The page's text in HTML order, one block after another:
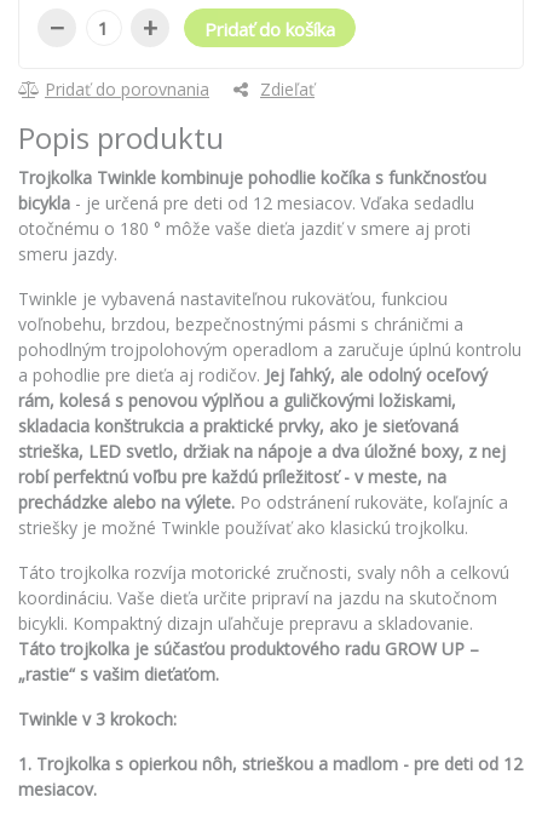
− + Pridať do košíka
Pridať do porovnania Zdieľať
Popis produktu
Trojkolka Twinkle kombinuje pohodlie kočíka s funkčnosťou
bicykla - je určená pre deti od 12 mesiacov. Vďaka sedadlu
otočnému o 180 ° môže vaše dieťa jazdiť v smere aj proti
smeru jazdy.
Twinkle je vybavená nastaviteľnou rukoväťou, funkciou
voľnobehu, brzdou, bezpečnostnými pásmi s chráničmi a
pohodlným trojpolohovým operadlom a zaručuje úplnú kontrolu
a pohodlie pre dieťa aj rodičov. Jej ľahký, ale odolný oceľový
rám, kolesá s penovou výplňou a guličkovými ložiskami,
skladacia konštrukcia a praktické prvky, ako je sieťovaná
strieška, LED svetlo, držiak na nápoje a dva úložné boxy, z nej
robí perfektnú voľbu pre každú príležitosť - v meste, na
prechádzke alebo na výlete. Po odstránení rukoväte, koľajníc a
striešky je možné Twinkle používať ako klasickú trojkolku.
Táto trojkolka rozvíja motorické zručnosti, svaly nôh a celkovú
koordináciu. Vaše dieťa určite pripraví na jazdu na skutočnom
bicykli. Kompaktný dizajn uľahčuje prepravu a skladovanie.
Táto trojkolka je súčasťou produktového radu GROW UP –
„rastie“ s vašim dieťaťom.
Twinkle v 3 krokoch:
1. Trojkolka s opierkou nôh, strieškou a madlom - pre deti od 12
mesiacov.